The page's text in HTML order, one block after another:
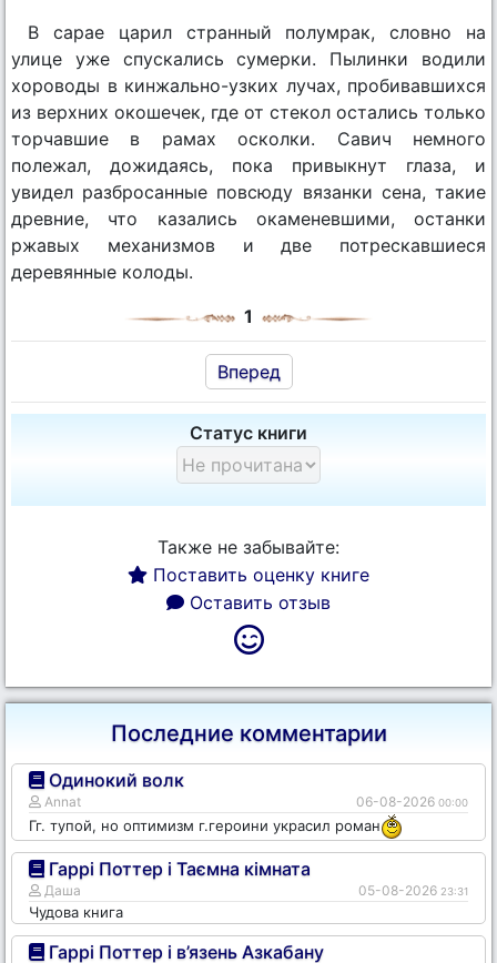
В сарае царил странный полумрак, словно на
улице уже спускались сумерки. Пылинки водили
хороводы в кинжально-узких лучах, пробивавшихся
из верхних окошечек, где от стекол остались только
торчавшие в рамах осколки. Савич немного
полежал, дожидаясь, пока привыкнут глаза, и
увидел разбросанные повсюду вязанки сена, такие
древние, что казались окаменевшими, останки
ржавых механизмов и две потрескавшиеся
деревянные колоды.
1
Вперед
Статус книги
Также не забывайте:
Поставить оценку книге
Оставить отзыв
Последние комментарии
Одинокий волк
Annat 06-08-2026 00:00
Гг. тупой, но оптимизм г.героини украсил роман
Гаррі Поттер і Таємна кімната
Даша 05-08-2026 23:31
Чудова книга
Гаррі Поттер і в’язень Азкабану